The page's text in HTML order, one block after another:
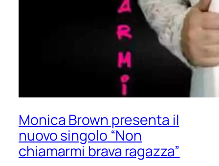
Monica Brown presenta il
nuovo singolo “Non
chiamarmi brava ragazza”